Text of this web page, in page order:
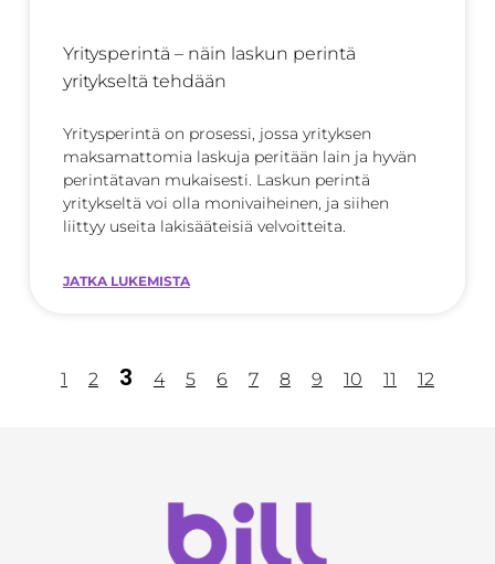
Yritysperintä – näin laskun perintä
yritykseltä tehdään
Yritysperintä on prosessi, jossa yrityksen
maksamattomia laskuja peritään lain ja hyvän
perintätavan mukaisesti. Laskun perintä
yritykseltä voi olla monivaiheinen, ja siihen
liittyy useita lakisääteisiä velvoitteita.
JATKA LUKEMISTA
1 2 3 4 5 6 7 8 9 10 11 12